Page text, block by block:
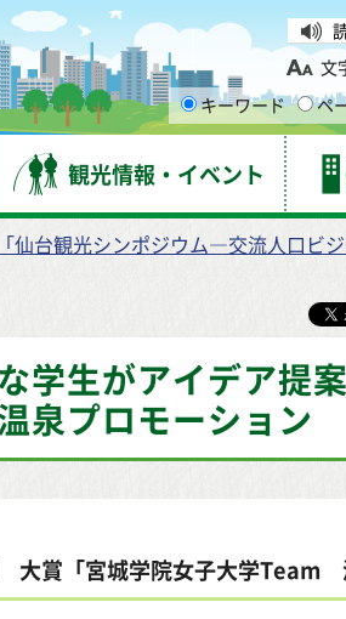
文
キーワード
ペ
観光情報・イベント
仙台観光シンポジウム―交流人口ビ
学生がアイデア提
泉プロモーション
大賞「宮城学院女子大学